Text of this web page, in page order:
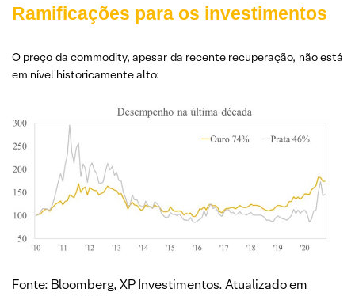
Ramificações para os investimentos
O preço da commodity, apesar da recente recuperação, não está
em nível historicamente alto:
Fonte: Bloomberg, XP Investimentos. Atualizado em